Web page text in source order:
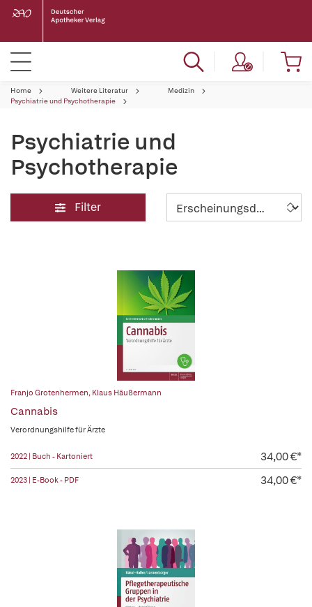
Home Weitere Literatur
Medizin
Psychiatrie und Psychotherapie
Psychiatrie und
Psychotherapie
Filter
Franjo Grotenhermen, Klaus Häußermann
Cannabis
Verordnungshilfe für Ärzte
2022 | Buch - Kartoniert 34,00 €*
2023 | E-Book - PDF 34,00 €*